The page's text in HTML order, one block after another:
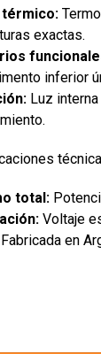
exactas.
inferior
Luz interna
total:
Voltaje
en